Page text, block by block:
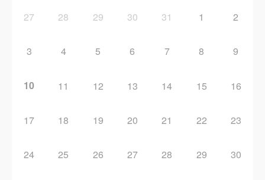
27 28 29 30 31 1 2
3 4 5 6 7 8 9
10 11 12 13 14 15 16
17 18 19 20 21 22 23
24 25 26 27 28 29 30